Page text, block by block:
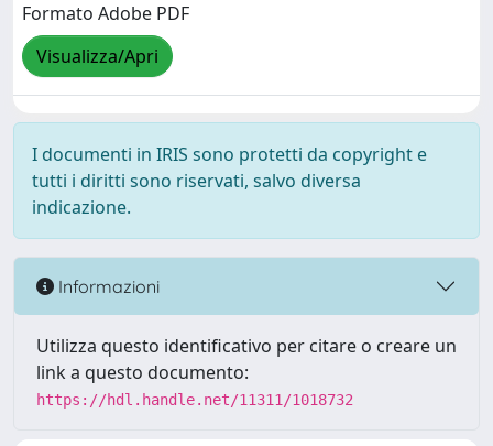
Formato Adobe PDF
Visualizza/Apri
I documenti in IRIS sono protetti da copyright e
tutti i diritti sono riservati, salvo diversa
indicazione.
Informazioni
Utilizza questo identificativo per citare o creare un
link a questo documento:
https://hdl.handle.net/11311/1018732